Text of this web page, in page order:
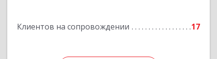
Клиентов на сопровождении 17